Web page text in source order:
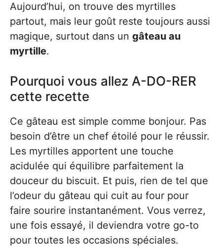
Aujourd’hui, on trouve des myrtilles
partout, mais leur goût reste toujours aussi
magique, surtout dans un gâteau au
myrtille.
Pourquoi vous allez A-DO-RER
cette recette
Ce gâteau est simple comme bonjour. Pas
besoin d’être un chef étoilé pour le réussir.
Les myrtilles apportent une touche
acidulée qui équilibre parfaitement la
douceur du biscuit. Et puis, rien de tel que
l’odeur du gâteau qui cuit au four pour
faire sourire instantanément. Vous verrez,
une fois essayé, il deviendra votre go-to
pour toutes les occasions spéciales.